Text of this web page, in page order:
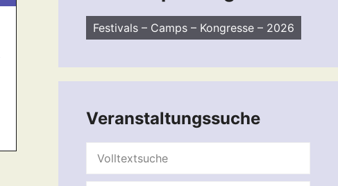
Festivals – Camps – Kongresse – 2026
Veranstaltungssuche